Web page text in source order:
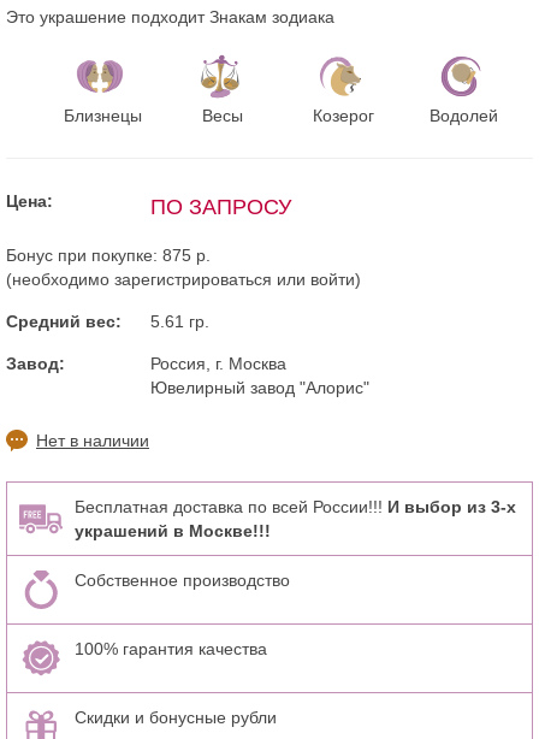
Это украшение подходит Знакам зодиака
Близнецы Весы Козерог Водолей
Цена: ПО ЗАПРОСУ
Бонус при покупке: 875 р.
(необходимо зарегистрироваться или войти)
Средний вес: 5.61 гр.
Завод:
Россия, г. Москва
Ювелирный завод "Алорис"
Нет в наличии
Бесплатная доставка по всей России!!! И выбор из 3-х
украшений в Москве!!!
Собственное производство
100% гарантия качества
Скидки и бонусные рубли